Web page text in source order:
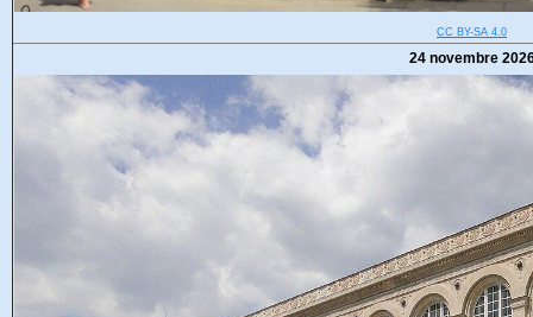
CC BY-SA 4.0
24 novembre